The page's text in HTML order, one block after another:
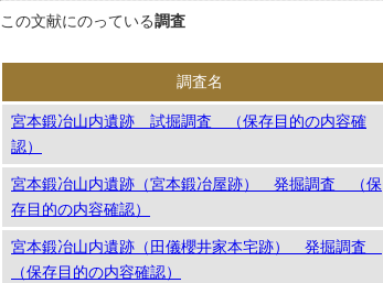
この文献にのっている調査
調査名
宮本鍛冶山内遺跡 試掘調査 （保存目的の内容確
認）
宮本鍛冶山内遺跡（宮本鍛冶屋跡） 発掘調査 （保
存目的の内容確認）
宮本鍛冶山内遺跡（田儀櫻井家本宅跡） 発掘調査
（保存目的の内容確認）